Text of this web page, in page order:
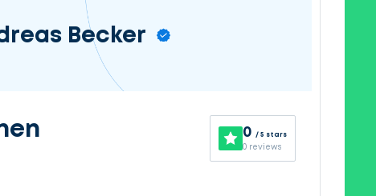
Becker
0 / 5 stars
0 reviews